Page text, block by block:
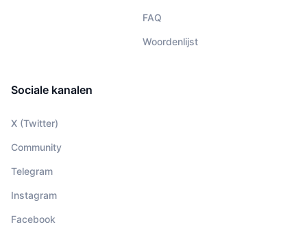
FAQ
Woordenlijst
Sociale kanalen
X (Twitter)
Community
Telegram
Instagram
Facebook